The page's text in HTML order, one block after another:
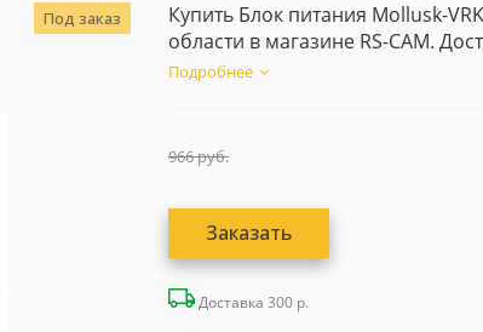
Под заказ
Купить Блок питания Mollusk-
области в магазине RS-CAM.
под ключ...
Подробнее
966руб.
Заказать
Доставка 300 р.